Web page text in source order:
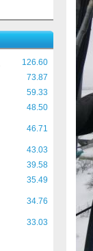
126.60
73.87
59.33
48.50
46.71
43.03
39.58
35.49
34.76
33.03